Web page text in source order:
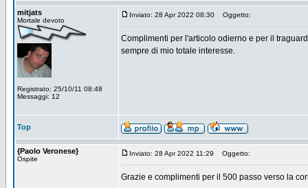
mitjats
Mortale devoto
Registrato: 25/10/11 08:48
Messaggi: 12
Inviato: 28 Apr 2022 08:30 Oggetto:
Complimenti per l'articolo odierno e per il
sempre di mio totale interesse.
Top
{Paolo Veronese}
Ospite
Inviato: 28 Apr 2022 11:29 Oggetto:
Grazie e complimenti per il 500 passo verso la